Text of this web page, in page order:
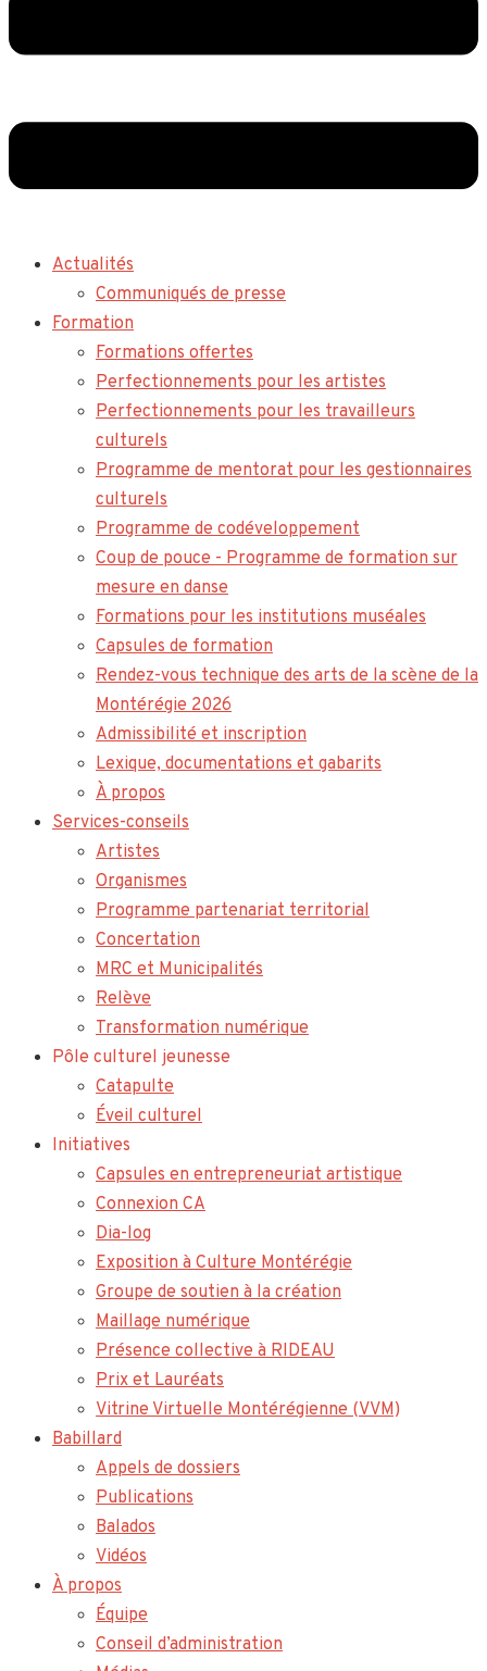
Actualités
Communiqués de presse
Formation
Formations offertes
Perfectionnements pour les artistes
Perfectionnements pour les travailleurs
culturels
Programme de mentorat pour les gestionnaires
culturels
Programme de codéveloppement
Coup de pouce - Programme de formation sur
mesure en danse
Formations pour les institutions muséales
Capsules de formation
Rendez-vous technique des arts de la scène de la
Montérégie 2026
Admissibilité et inscription
Lexique, documentations et gabarits
À propos
Services-conseils
Artistes
Organismes
Programme partenariat territorial
Concertation
MRC et Municipalités
Relève
Transformation numérique
Pôle culturel jeunesse
Catapulte
Éveil culturel
Initiatives
Capsules en entrepreneuriat artistique
Connexion CA
Dia-log
Exposition à Culture Montérégie
Groupe de soutien à la création
Maillage numérique
Présence collective à RIDEAU
Prix et Lauréats
Vitrine Virtuelle Montérégienne (VVM)
Babillard
Appels de dossiers
Publications
Balados
Vidéos
À propos
Équipe
Conseil d’administration